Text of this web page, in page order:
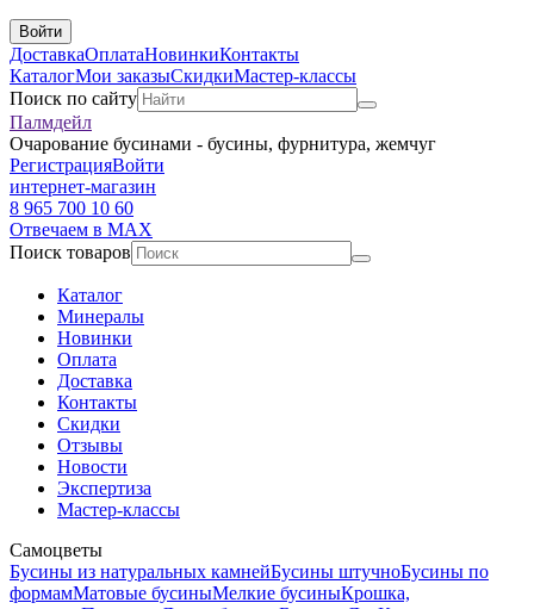
Войти
ДоставкаОплатаНовинкиКонтакты
КаталогМои заказыСкидкиМастер-классы
Поиск по сайту
Палмдейл
Очарование бусинами - бусины, фурнитура, жемчуг
РегистрацияВойти
интернет-магазин
8 965 700 10 60
Отвечаем в MAX
Поиск товаров
Каталог
Минералы
Новинки
Оплата
Доставка
Контакты
Скидки
Отзывы
Новости
Экспертиза
Мастер-классы
Самоцветы
Бусины из натуральных камнейБусины штучноБусины по
формамМатовые бусиныМелкие бусиныКрошка,